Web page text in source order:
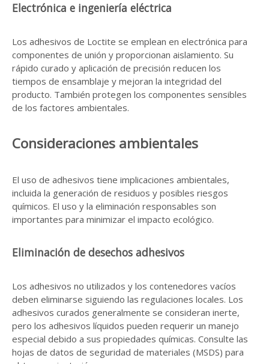
Electrónica e ingeniería eléctrica
Los adhesivos de Loctite se emplean en electrónica para
componentes de unión y proporcionan aislamiento. Su
rápido curado y aplicación de precisión reducen los
tiempos de ensamblaje y mejoran la integridad del
producto. También protegen los componentes sensibles
de los factores ambientales.
Consideraciones ambientales
El uso de adhesivos tiene implicaciones ambientales,
incluida la generación de residuos y posibles riesgos
químicos. El uso y la eliminación responsables son
importantes para minimizar el impacto ecológico.
Eliminación de desechos adhesivos
Los adhesivos no utilizados y los contenedores vacíos
deben eliminarse siguiendo las regulaciones locales. Los
adhesivos curados generalmente se consideran inerte,
pero los adhesivos líquidos pueden requerir un manejo
especial debido a sus propiedades químicas. Consulte las
hojas de datos de seguridad de materiales (MSDS) para